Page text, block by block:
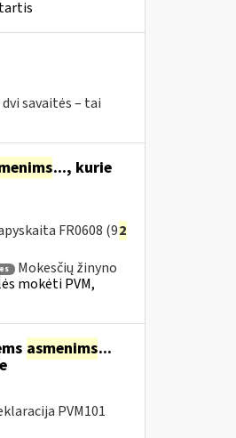
savaitės – tai
..., kurie
FR0608 (92
Mokesčių žinyno
mokėti PVM,
asmenims...
PVM101